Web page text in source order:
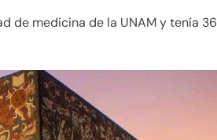
de medicina de la UNAM y tenía